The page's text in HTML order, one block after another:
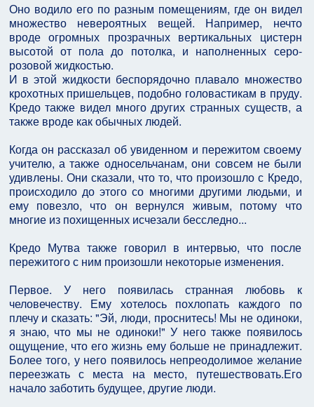
Оно водило его по разным помещениям, где он видел
множество невероятных вещей. Например, нечто
вроде огромных прозрачных вертикальных цистерн
высотой от пола до потолка, и наполненных серо-
розовой жидкостью.
И в этой жидкости беспорядочно плавало множество
крохотных пришельцев, подобно головастикам в пруду.
Кредо также видел много других странных существ, а
также вроде как обычных людей.
Когда он рассказал об увиденном и пережитом своему
учителю, а также односельчанам, они совсем не были
удивлены. Они сказали, что то, что произошло с Кредо,
происходило до этого со многими другими людьми, и
ему повезло, что он вернулся живым, потому что
многие из похищенных исчезали бесследно...
Кредо Мутва также говорил в интервью, что после
пережитого с ним произошли некоторые изменения.
Первое. У него появилась странная любовь к
человечеству. Ему хотелось похлопать каждого по
плечу и сказать: "Эй, люди, проснитесь! Мы не одиноки,
я знаю, что мы не одиноки!" У него также появилось
ощущение, что его жизнь ему больше не принадлежит.
Более того, у него появилось непреодолимое желание
переезжать с места на место, путешествовать.Его
начало заботить будущее, другие люди.